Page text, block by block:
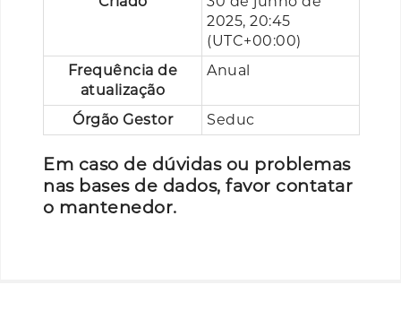
2025, 20:45
(UTC+00:00)
Frequência de
atualização
Anual
Órgão Gestor Seduc
Em caso de dúvidas ou problemas
nas bases de dados, favor contatar
o mantenedor.